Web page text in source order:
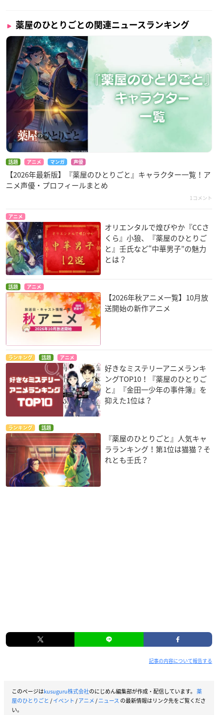
薬屋のひとりごとの関連ニュースランキング
話題 アニメ マンガ 声優
【2026年最新版】『薬屋のひとりごと』キャラクター一覧！ア
ニメ声優・プロフィールまとめ
1コメント
アニメ
オリエンタルで煌びやか『CCさ
くら』小狼、『薬屋のひとりご
と』壬氏など“中華男子”の魅力
とは？
話題 アニメ
【2026年秋アニメ一覧】10月放
送開始の新作アニメ
ランキング 話題 アニメ
好きなミステリーアニメランキ
ングTOP10！『薬屋のひとりご
と』『金田一少年の事件簿』を
抑えた1位は？
ランキング 話題
『薬屋のひとりごと』人気キャ
ラランキング！第1位は猫猫？そ
れとも壬氏？
記事の内容について報告する
このページはkusuguru株式会社のにじめん編集部が作成・配信しています。 薬
屋のひとりごと /イベント /アニメ/ニュース の最新情報はリンク先をご覧くださ
い。